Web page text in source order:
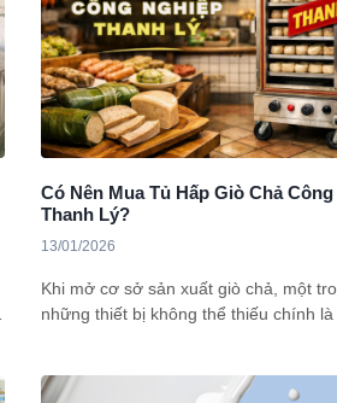
Có Nên Mua Tủ Hấp Giò Chả
Thanh Lý?
13/01/2026
Khi mở cơ sở sản xuất giò chả, một
những thiết bị không thể thiếu chính là
tài chính lớn. Vì vậy, nhiều chủ cơ sở